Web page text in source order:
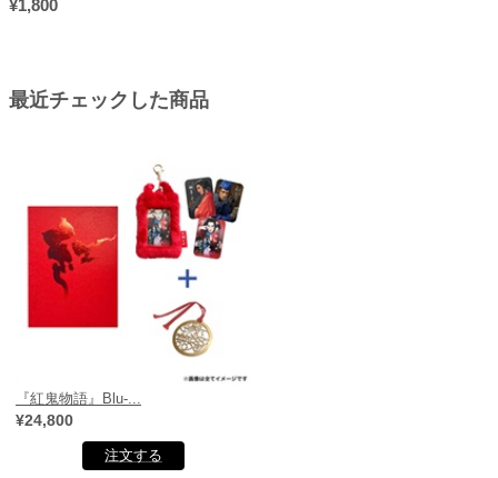
¥1,800
最近チェックした商品
『紅鬼物語』Blu-...
¥24,800